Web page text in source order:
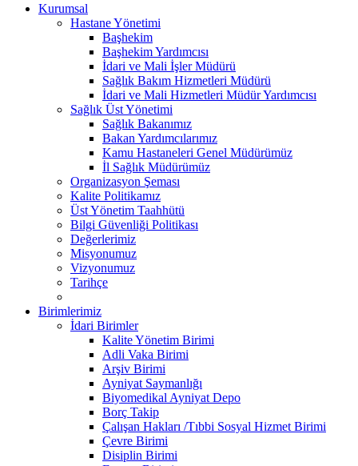
Kurumsal
Hastane Yönetimi
Başhekim
Başhekim Yardımcısı
İdari ve Mali İşler Müdürü
Sağlık Bakım Hizmetleri Müdürü
İdari ve Mali Hizmetleri Müdür Yardımcısı
Sağlık Üst Yönetimi
Sağlık Bakanımız
Bakan Yardımcılarımız
Kamu Hastaneleri Genel Müdürümüz
İl Sağlık Müdürümüz
Organizasyon Şeması
Kalite Politikamız
Üst Yönetim Taahhütü
Bilgi Güvenliği Politikası
Değerlerimiz
Misyonumuz
Vizyonumuz
Tarihçe
Birimlerimiz
İdari Birimler
Kalite Yönetim Birimi
Adli Vaka Birimi
Arşiv Birimi
Ayniyat Saymanlığı
Biyomedikal Ayniyat Depo
Borç Takip
Çalışan Hakları /Tıbbi Sosyal Hizmet Birimi
Çevre Birimi
Disiplin Birimi